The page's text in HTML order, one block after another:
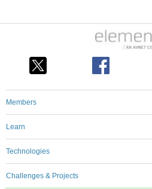
Members
Learn
Technologies
Challenges & Projects